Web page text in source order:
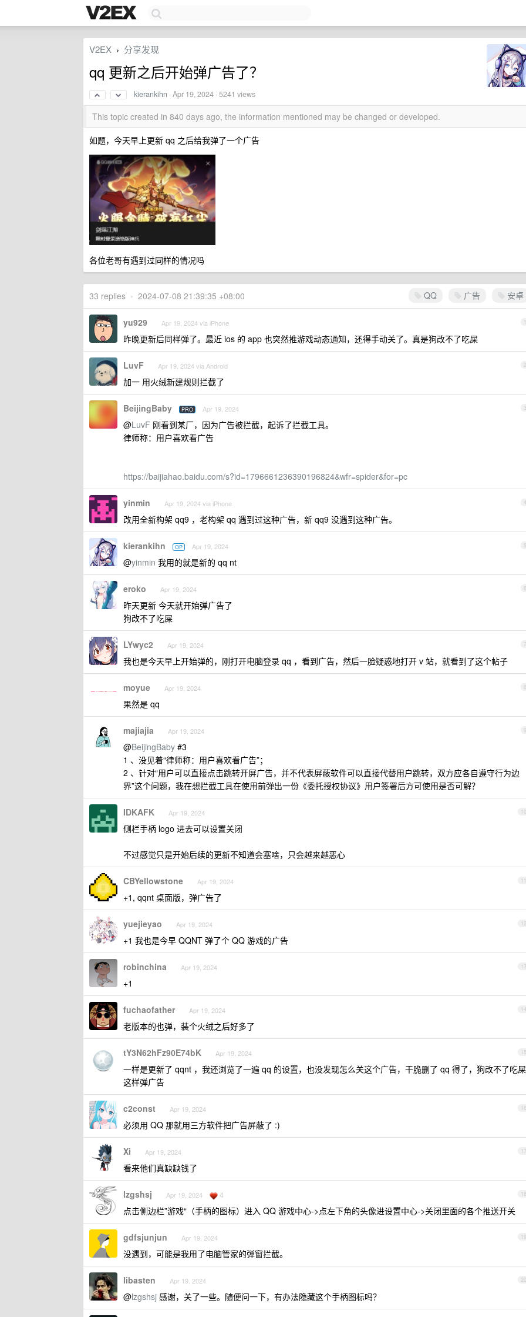
V2EX › 分享发现
qq 更新之后开始弹广告了？
kierankihn ·Apr 19, 2024 · 5241 views
This topic created in 840 days ago, the information mentioned may be changed or developed.
如题，今天早上更新 qq 之后给我弹了一个广告
各位老哥有遇到过同样的情况吗
QQ 广告 安卓
33 replies • 2024-07-08 21:39:35 +08:00
1
yu929 Apr 19, 2024 via iPhone
昨晚更新后同样弹了。最近 ios 的 app 也突然推游戏动态通知，还得手动关了。真是狗改不了吃屎
2
LuvF Apr 19, 2024 via Android
加一 用火绒新建规则拦截了
3
BeijingBaby PRO Apr 19, 2024
@LuvF 刚看到某厂，因为广告被拦截，起诉了拦截工具。
律师称：用户喜欢看广告
https://baijiahao.baidu.com/s?id=1796661236390196824&wfr=spider&for=pc
4
yinmin Apr 19, 2024 via iPhone
改用全新构架 qq9 ，老构架 qq 遇到过这种广告，新 qq9 没遇到这种广告。
5
kierankihn OP Apr 19, 2024
@yinmin 我用的就是新的 qq nt
6
eroko Apr 19, 2024
昨天更新 今天就开始弹广告了
狗改不了吃屎
7
LYwyc2 Apr 19, 2024
我也是今天早上开始弹的，刚打开电脑登录 qq ，看到广告，然后一脸疑惑地打开 v 站，就看到了这个帖子
8
moyue Apr 19, 2024
果然是 qq
9
majiajia Apr 19, 2024
@BeijingBaby #3
1 、没见着“律师称：用户喜欢看广告”；
2 、针对“用户可以直接点击跳转开屏广告，并不代表屏蔽软件可以直接代替用户跳转，双方应各自遵守行为边
界”这个问题，我在想拦截工具在使用前弹出一份《委托授权协议》用户签署后方可使用是否可解？
10
IDKAFK Apr 19, 2024
侧栏手柄 logo 进去可以设置关闭
不过感觉只是开始后续的更新不知道会塞啥，只会越来越恶心
11
CBYellowstone Apr 19, 2024
+1, qqnt 桌面版，弹广告了
12
yuejieyao Apr 19, 2024
+1 我也是今早 QQNT 弹了个 QQ 游戏的广告
13
robinchina Apr 19, 2024
+1
14
fuchaofather Apr 19, 2024
老版本的也弹，装个火绒之后好多了
15
tY3N62hFz90E74bK Apr 19, 2024
一样是更新了 qqnt ，我还浏览了一遍 qq 的设置，也没发现怎么关这个广告，干脆删了 qq 得了，狗改不了吃屎
这样弹广告
16
c2const Apr 19, 2024
必须用 QQ 那就用三方软件把广告屏蔽了 :)
17
Xi Apr 19, 2024
看来他们真缺缺钱了
18
lzgshsj Apr 19, 2024 4
点击侧边栏”游戏“（手柄的图标）进入 QQ 游戏中心->点左下角的头像进设置中心->关闭里面的各个推送开关
19
gdfsjunjun Apr 19, 2024
没遇到，可能是我用了电脑管家的弹窗拦截。
20
libasten Apr 19, 2024
@lzgshsj 感谢，关了一些。随便问一下，有办法隐藏这个手柄图标吗？